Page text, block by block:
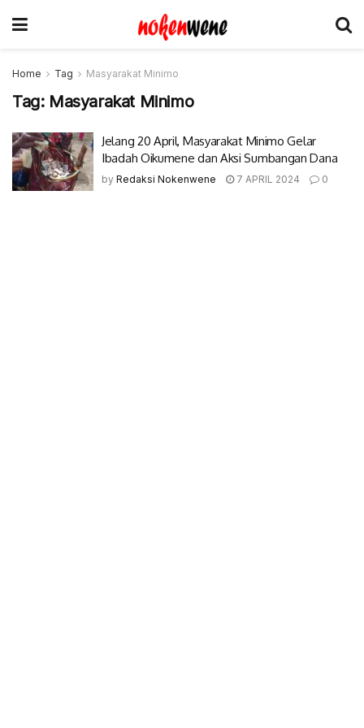
Home Tag Masyarakat Minimo
Tag: Masyarakat Minimo
Jelang 20 April, Masyarakat Minimo Gelar
Ibadah Oikumene dan Aksi Sumbangan Dana
by Redaksi Nokenwene 7 APRIL 2024 0